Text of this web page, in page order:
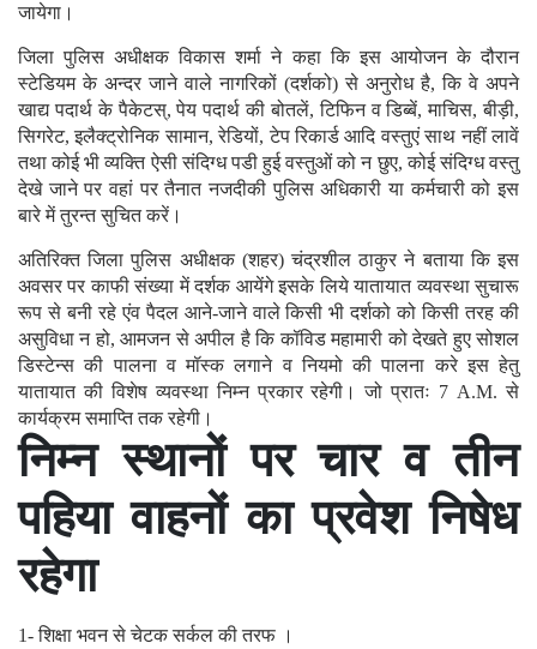
जायेगा।
जिला पुलिस अधीक्षक विकास शर्मा ने कहा कि इस आयोजन के दौरान
स्टेडियम के अन्दर जाने वाले नागरिकों (दर्शको) से अनुरोध है, कि वे अपने
खाद्य पदार्थ के पैकेटस्, पेय पदार्थ की बोतलें, टिफिन व डिब्बें, माचिस, बीड़ी,
सिगरेट, इलैक्ट्रोनिक सामान, रेडियों, टेप रिकार्ड आदि वस्तुएं साथ नहीं लावें
तथा कोई भी व्यक्ति ऐसी संदिग्ध पडी हुई वस्तुओं को न छुए, कोई संदिग्ध वस्तु
देखे जाने पर वहां पर तैनात नजदीकी पुलिस अधिकारी या कर्मचारी को इस
बारे में तुरन्त सुचित करें।
अतिरिक्त जिला पुलिस अधीक्षक (शहर) चंद्रशील ठाकुर ने बताया कि इस
अवसर पर काफी संख्या में दर्शक आयेंगे इसके लिये यातायात व्यवस्था सुचारू
रूप से बनी रहे एंव पैदल आने-जाने वाले किसी भी दर्शको को किसी तरह की
असुविधा न हो, आमजन से अपील है कि कॉविड महामारी को देखते हुए सोशल
डिस्टेन्स की पालना व मॉस्क लगाने व नियमो की पालना करे इस हेतु
यातायात की विशेष व्यवस्था निम्न प्रकार रहेगी। जो प्रातः 7 A.M. से
कार्यक्रम समाप्ति तक रहेगी।
निम्न स्थानों पर चार व तीन
पहिया वाहनों का प्रवेश निषेध
रहेगा
1- शिक्षा भवन से चेटक सर्कल की तरफ ।